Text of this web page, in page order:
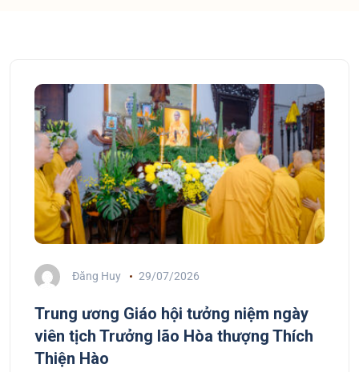
Đăng Huy 29/07/2026
Trung ương Giáo hội tưởng niệm ngày
viên tịch Trưởng lão Hòa thượng Thích
Thiện Hào